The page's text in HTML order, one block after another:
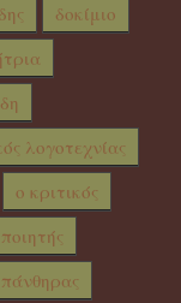
δοκίμιο
λογοτεχνίας
ο κριτικός
πάνθηρας